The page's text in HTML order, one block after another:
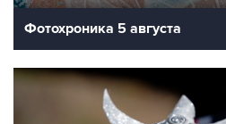
Фотохроника 5 августа